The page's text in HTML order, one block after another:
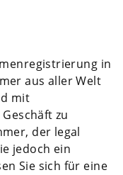
in
aus aller Welt
mit
zu
der legal
jedoch ein
Sie sich für eine